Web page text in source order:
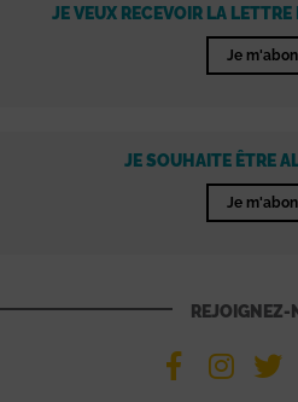
JE VEUX RECEVOIR LA
Je
JE SOUHAITE ÊTRE
Je
REJOIGNEZ-